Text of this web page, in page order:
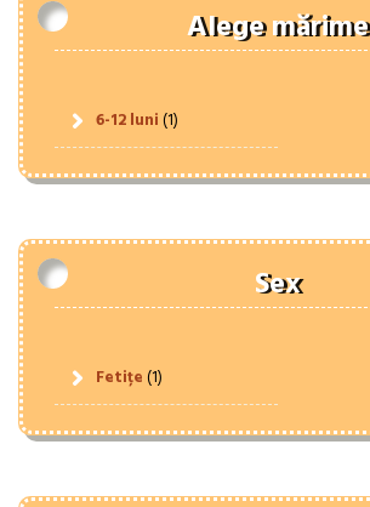
Alege mărime
6-12 luni(1)
Sex
Fetițe(1)